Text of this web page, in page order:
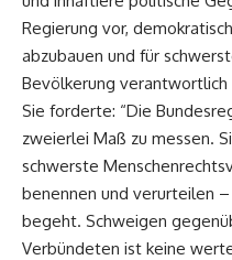
Regierung vor,
abzubauen und für
Bevölkerung verantwortlich
Sie forderte: “Die
zweierlei Maß zu messen.
schwerste
benennen und verurteilen
begeht. Schweigen
Verbündeten ist keine